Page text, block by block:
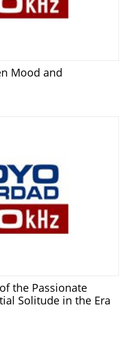
Mood and
the Passionate
Solitude in the Era